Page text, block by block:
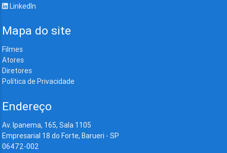
LinkedIn
Mapa do site
Filmes
Atores
Diretores
Política de Privacidade
Endereço
Av. Ipanema, 165, Sala 1105
Empresarial 18 do Forte, Barueri - SP
06472-002